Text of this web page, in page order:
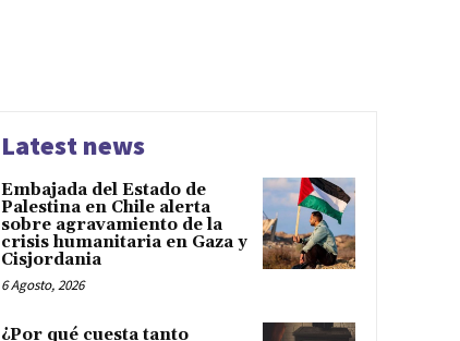
Latest news
Embajada del Estado de
Palestina en Chile alerta
sobre agravamiento de la
crisis humanitaria en Gaza y
Cisjordania
6 Agosto, 2026
¿Por qué cuesta tanto